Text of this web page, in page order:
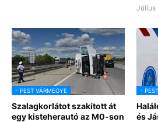
Július
- PEST VÁRMEGYE
Szalagkorlátot szakított át
egy kisteherautó az M0-son
-
és